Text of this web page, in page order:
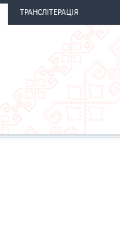
ТРАНСЛІТЕРАЦІЯ